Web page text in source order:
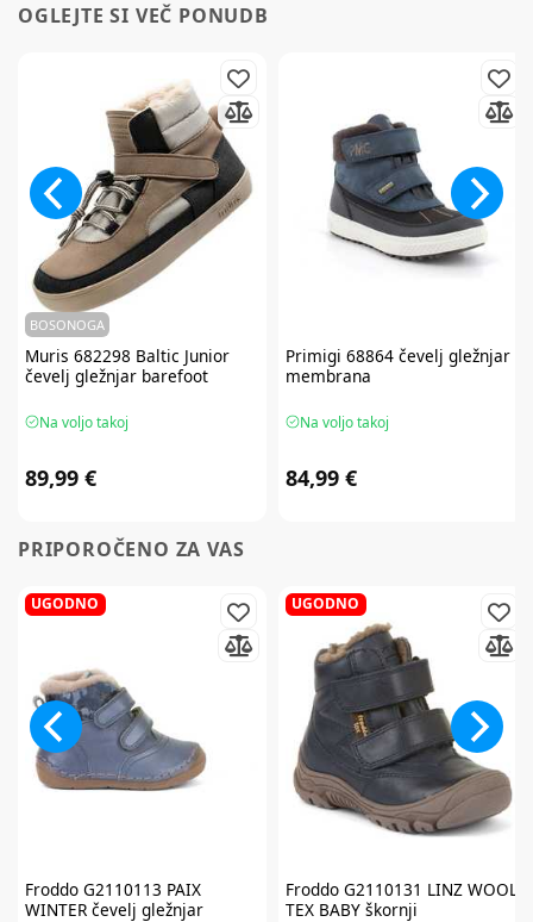
OGLEJTE SI VEČ PONUDB
BOSONOGA
Muris 682298 Baltic Junior
čevelj gležnjar barefoot
Na voljo takoj
89,99 €
Primigi 68864 čevelj gležnjar -
membrana
Na voljo takoj
84,99 €
PRIPOROČENO ZA VAS
UGODNO
FroddoG2110113 PAIX
WINTER čevelj gležnjar
UGODNO
FroddoG2110131 LINZ WOOL
TEX BABY škornji